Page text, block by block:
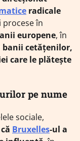
radicale
procese în
europene, în
banii cetățenilor,
care le plătește
pe nume
sociale,
Bruxelles-ul a